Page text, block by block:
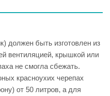
должен быть изготовлен из
вентиляцией, крышкой или
не смогла сбежать.
красноухих черепах
от 50 литров, а для